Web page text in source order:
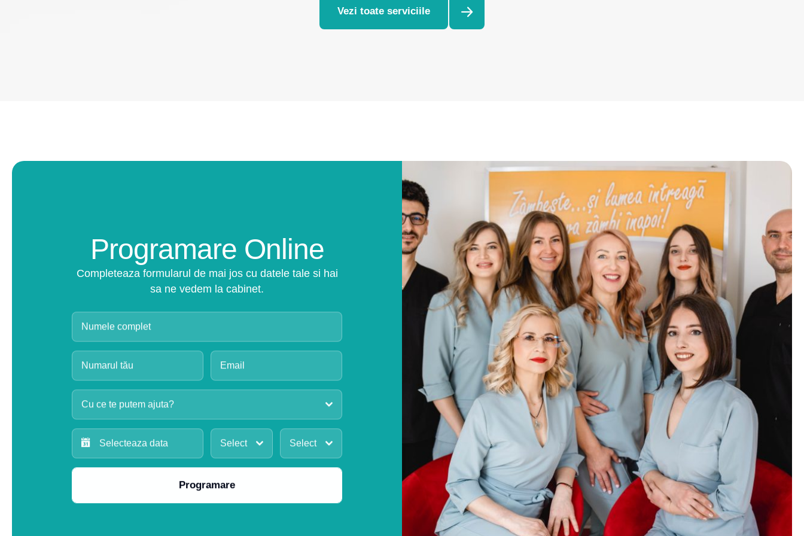
Vezi toate serviciile
Programare Online
Completeaza formularul de mai jos cu datele tale si hai
sa ne vedem la cabinet.
Cu ce te putem ajuta?
Select Select
Programare